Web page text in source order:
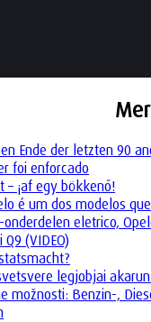
Ende der letzten 90
foi enforcado
– ¡af egy bökkenő!
é um dos modelos
eletrico,
(VIDEO)
legjobjai
možnosti: Benzin-,